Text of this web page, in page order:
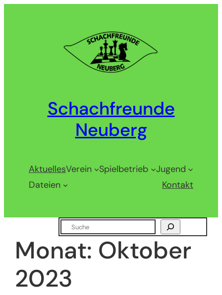
Schachfreunde
Neuberg
AktuellesVerein Spielbetrieb
Jugend
Dateien
Kontakt
Suchen
Monat: Oktober
2023